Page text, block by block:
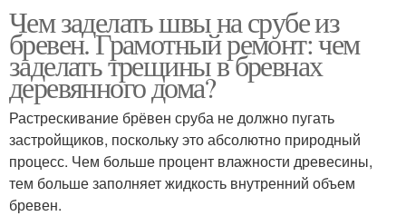
Чем заделать швы на срубе из
бревен. Грамотный ремонт: чем
заделать трещины в бревнах
деревянного дома?
Растрескивание брёвен сруба не должно пугать
застройщиков, поскольку это абсолютно природный
процесс. Чем больше процент влажности древесины,
тем больше заполняет жидкость внутренний объем
бревен.